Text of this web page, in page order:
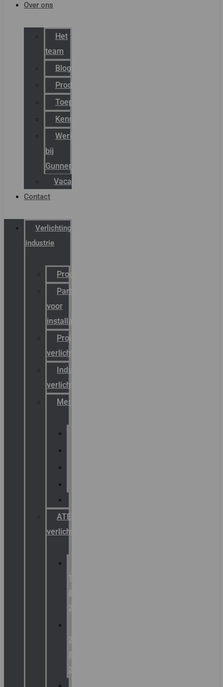
Over ons
Het
team
Blog
Productnieuws
Toepassingen
Kenniscentrum
Werken
bij
Gunneman
Vacatures
Contact
Verlichting
industrie
Productcatalogus
Partner
voor
installateurs
Projectreferenties
verlichting
Industriële
verlichting
Merken
ATEX
verlichting
1
&
2
21
&
22